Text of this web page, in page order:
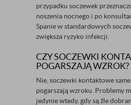
przypadku soczewek
noszenia nocnego i po
Spanie w standardowych
zwiększa ryzyko infekcji.
CZY SOCZEWKI
POGARSZAJĄ WZROK?
Nie, soczewki kontaktowe
pogarszają wzroku. Problemy
jedynie wtedy, gdy są źle